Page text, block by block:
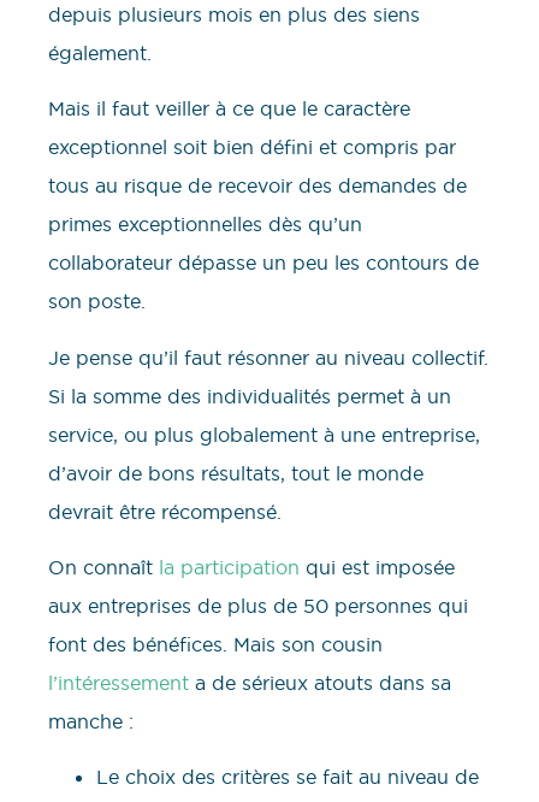
depuis plusieurs mois en plus des siens
également.
Mais il faut veiller à ce que le caractère
exceptionnel soit bien défini et compris par
tous au risque de recevoir des demandes de
primes exceptionnelles dès qu’un
collaborateur dépasse un peu les contours de
son poste.
Je pense qu’il faut résonner au niveau collectif.
Si la somme des individualités permet à un
service, ou plus globalement à une entreprise,
d’avoir de bons résultats, tout le monde
devrait être récompensé.
On connaît la participation qui est imposée
aux entreprises de plus de 50 personnes qui
font des bénéfices. Mais son cousin
l’intéressement a de sérieux atouts dans sa
manche :
Le choix des critères se fait au niveau de